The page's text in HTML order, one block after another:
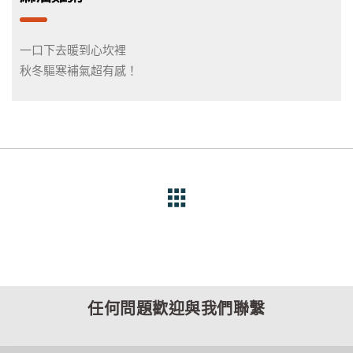
一口下去暖到心坎裡
秋冬驅寒補氣超有感！
任何問題歡迎與我們聯繫